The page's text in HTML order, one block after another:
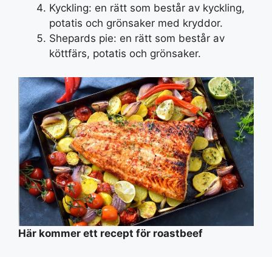
Kyckling: en rätt som består av kyckling,
potatis och grönsaker med kryddor.
Shepards pie: en rätt som består av
köttfärs, potatis och grönsaker.
Här kommer ett recept för roastbeef